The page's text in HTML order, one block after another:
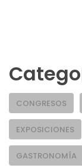
CONGRESOS
EXPOSICIONES
GASTRONOMÍA